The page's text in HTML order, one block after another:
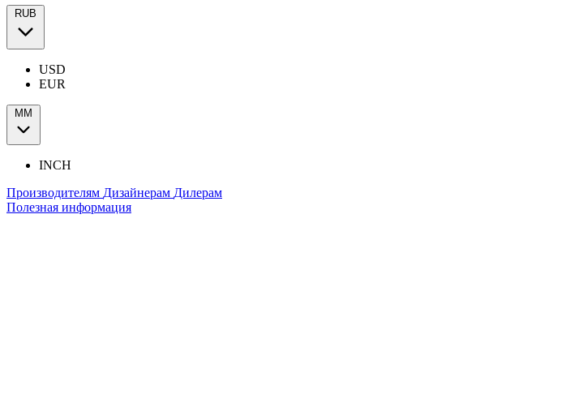
RUB
USD
EUR
ММ
INCH
Производителям Дизайнерам Дилерам
Полезная информация